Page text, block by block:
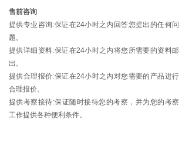
售前咨询
提供专业咨询:保证在24小时之内回答您提出的任何问
题。
提供详细资料:保证在24小时之内将您所需要的资料邮
出。
提供合理报价:保证在24小时之内对您需要的产品进行
合理报价。
提供考察接待:保证随时接待您的考察，并为您的考察
工作提供各种便利条件。